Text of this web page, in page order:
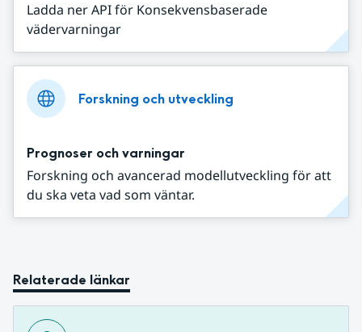
Ladda ner API för Konsekvensbaserade
vädervarningar
Forskning och utveckling
Prognoser och varningar
Forskning och avancerad modellutveckling för att
du ska veta vad som väntar.
Relaterade länkar